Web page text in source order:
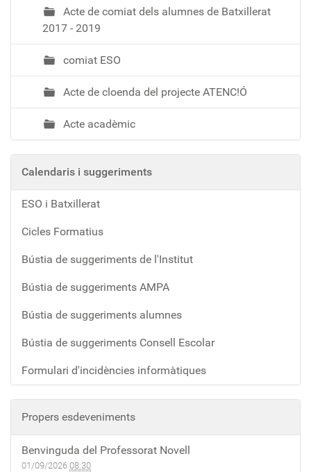
Acte de comiat dels alumnes de Batxillerat
2017 - 2019
comiat ESO
Acte de cloenda del projecte ATENC!Ó
Acte acadèmic
Calendaris i suggeriments
ESO i Batxillerat
Cicles Formatius
Bústia de suggeriments de l'Institut
Bústia de suggeriments AMPA
Bústia de suggeriments alumnes
Bústia de suggeriments Consell Escolar
Formulari d'incidències informàtiques
Propers esdeveniments
Benvinguda del Professorat Novell
01/09/2026 08:30